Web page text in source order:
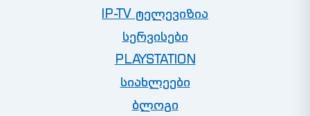
IP-TV ტელევიზია
სერვისები
PLAYSTATION
სიახლეები
ბლოგი